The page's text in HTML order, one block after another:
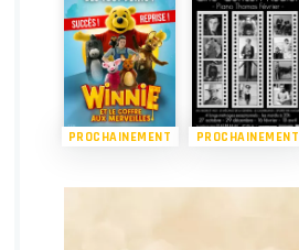
PROCHAINEMENT PROCHAINEMENT